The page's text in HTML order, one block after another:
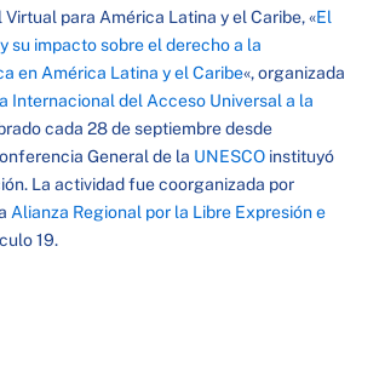
Virtual para América Latina y el Caribe, «El
su impacto sobre el derecho a la
en América Latina y el Caribe«, organizada
Internacional del Acceso Universal a la
cada 28 de septiembre desde
General de la UNESCO instituyó
La actividad fue coorganizada por
Alianza Regional por la Libre Expresión e
19.